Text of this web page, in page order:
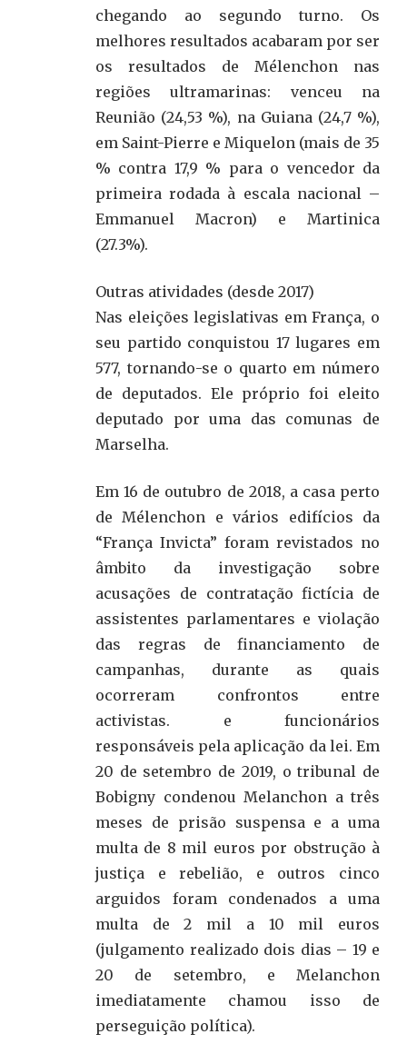
chegando ao segundo turno. Os
melhores resultados acabaram por ser
os resultados de Mélenchon nas
regiões ultramarinas: venceu na
Reunião (24,53 %), na Guiana (24,7 %),
em Saint-Pierre e Miquelon (mais de 35
% contra 17,9 % para o vencedor da
primeira rodada à escala nacional –
Emmanuel Macron) e Martinica
(27.3%).
Outras atividades (desde 2017)
Nas eleições legislativas em França, o
seu partido conquistou 17 lugares em
577, tornando-se o quarto em número
de deputados. Ele próprio foi eleito
deputado por uma das comunas de
Marselha.
Em 16 de outubro de 2018, a casa perto
de Mélenchon e vários edifícios da
“França Invicta” foram revistados no
âmbito da investigação sobre
acusações de contratação fictícia de
assistentes parlamentares e violação
das regras de financiamento de
campanhas, durante as quais
ocorreram confrontos entre
activistas. e funcionários
responsáveis pela aplicação da lei. Em
20 de setembro de 2019, o tribunal de
Bobigny condenou Melanchon a três
meses de prisão suspensa e a uma
multa de 8 mil euros por obstrução à
justiça e rebelião, e outros cinco
arguidos foram condenados a uma
multa de 2 mil a 10 mil euros
(julgamento realizado dois dias – 19 e
20 de setembro, e Melanchon
imediatamente chamou isso de
perseguição política).